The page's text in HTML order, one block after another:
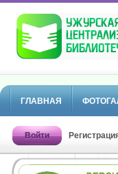
ГЛАВНАЯ
Войти